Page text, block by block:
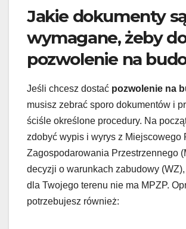
Jakie dokumenty
wymagane, żeby
pozwolenie na
Jeśli chcesz dostać pozwolenie na
musisz zebrać sporo dokumentów i
ściśle określone procedury. Na
zdobyć wypis i wyrys z Miejscowego
Zagospodarowania Przestrzennego
decyzji o warunkach zabudowy
dla Twojego terenu nie ma MPZP.
potrzebujesz również: